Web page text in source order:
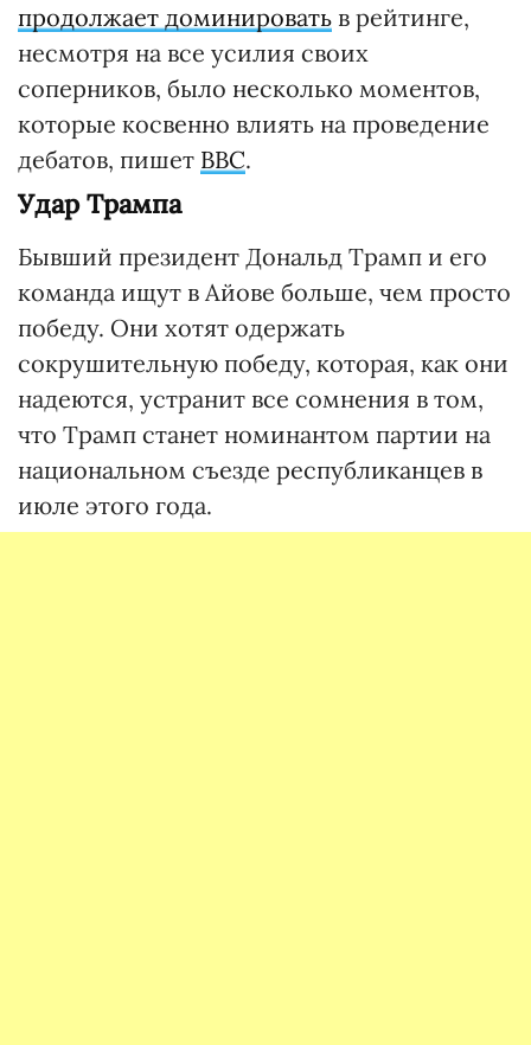
продолжает доминировать в рейтинге,
несмотря на все усилия своих
соперников, было несколько моментов,
которые косвенно влиять на проведение
дебатов, пишет BBC.
Удар Трампа
Бывший президент Дональд Трамп и его
команда ищут в Айове больше, чем просто
победу. Они хотят одержать
сокрушительную победу, которая, как они
надеются, устранит все сомнения в том,
что Трамп станет номинантом партии на
национальном съезде республиканцев в
июле этого года.